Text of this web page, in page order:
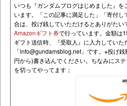
いつも『ガンダムブログはじめました』
います。「この記事に満足した」「寄付
合は、投げ銭していただけるとありがたい
Amazonギフト券で行っています。金額は
ギフト送信時、『受取人』に入力していた
「info@gundamsblog.net 」です。 ※投げ銭
円から)書き込んでください。ちなみにス
を切ってやってます；